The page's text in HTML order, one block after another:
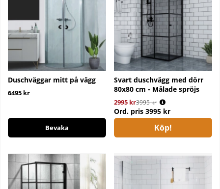
Duschväggar mitt på vägg
6495 kr
Bevaka
Svart duschvägg med dörr
80x80 cm - Målade spröjs
2995 kr
Ordinarie pris:
3995 kr
Ord. pris 3995 kr
Köp!